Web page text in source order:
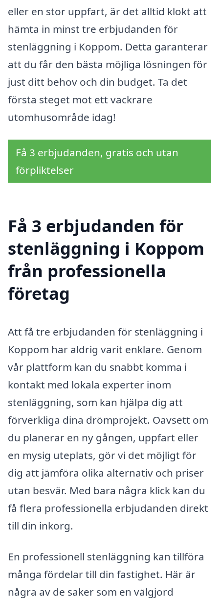
eller en stor uppfart, är det alltid klokt att
hämta in minst tre erbjudanden för
stenläggning i Koppom. Detta garanterar
att du får den bästa möjliga lösningen för
just ditt behov och din budget. Ta det
första steget mot ett vackrare
utomhusområde idag!
Få 3 erbjudanden, gratis och utan
förpliktelser
Få 3 erbjudanden för
stenläggning i Koppom
från professionella
företag
Att få tre erbjudanden för stenläggning i
Koppom har aldrig varit enklare. Genom
vår plattform kan du snabbt komma i
kontakt med lokala experter inom
stenläggning, som kan hjälpa dig att
förverkliga dina drömprojekt. Oavsett om
du planerar en ny gången, uppfart eller
en mysig uteplats, gör vi det möjligt för
dig att jämföra olika alternativ och priser
utan besvär. Med bara några klick kan du
få flera professionella erbjudanden direkt
till din inkorg.
En professionell stenläggning kan tillföra
många fördelar till din fastighet. Här är
några av de saker som en välgjord